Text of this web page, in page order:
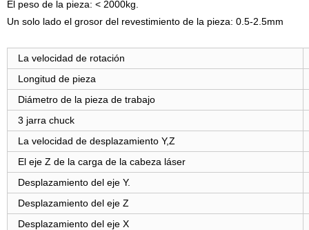
El peso de la pieza: < 2000kg.
Un solo lado el grosor del revestimiento de la pieza: 0.5-2.5mm
La velocidad de rotación
Longitud de pieza
Diámetro de la pieza de trabajo
3 jarra chuck
La velocidad de desplazamiento Y,Z
El eje Z de la carga de la cabeza láser
Desplazamiento del eje Y.
Desplazamiento del eje Z
Desplazamiento del eje X